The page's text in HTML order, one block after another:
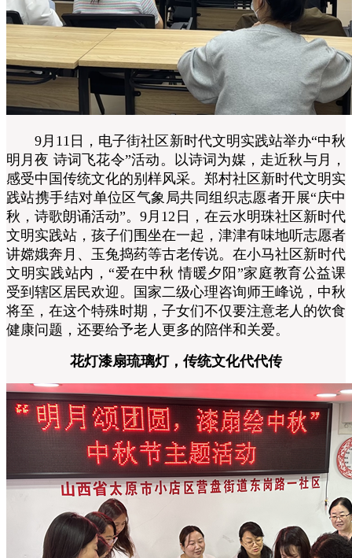
9月11日，电子街社区新时代文明实践站举办“中秋
明月夜 诗词飞花令”活动。以诗词为媒，走近秋与月，
感受中国传统文化的别样风采。郑村社区新时代文明实
践站携手结对单位区气象局共同组织志愿者开展“庆中
秋，诗歌朗诵活动”。9月12日，在云水明珠社区新时代
文明实践站，孩子们围坐在一起，津津有味地听志愿者
讲嫦娥奔月、玉兔捣药等古老传说。在小马社区新时代
文明实践站内，“爱在中秋 情暖夕阳”家庭教育公益课
受到辖区居民欢迎。国家二级心理咨询师王峰说，中秋
将至，在这个特殊时期，子女们不仅要注意老人的饮食
健康问题，还要给予老人更多的陪伴和关爱。
花灯漆扇琉璃灯，传统文化代代传